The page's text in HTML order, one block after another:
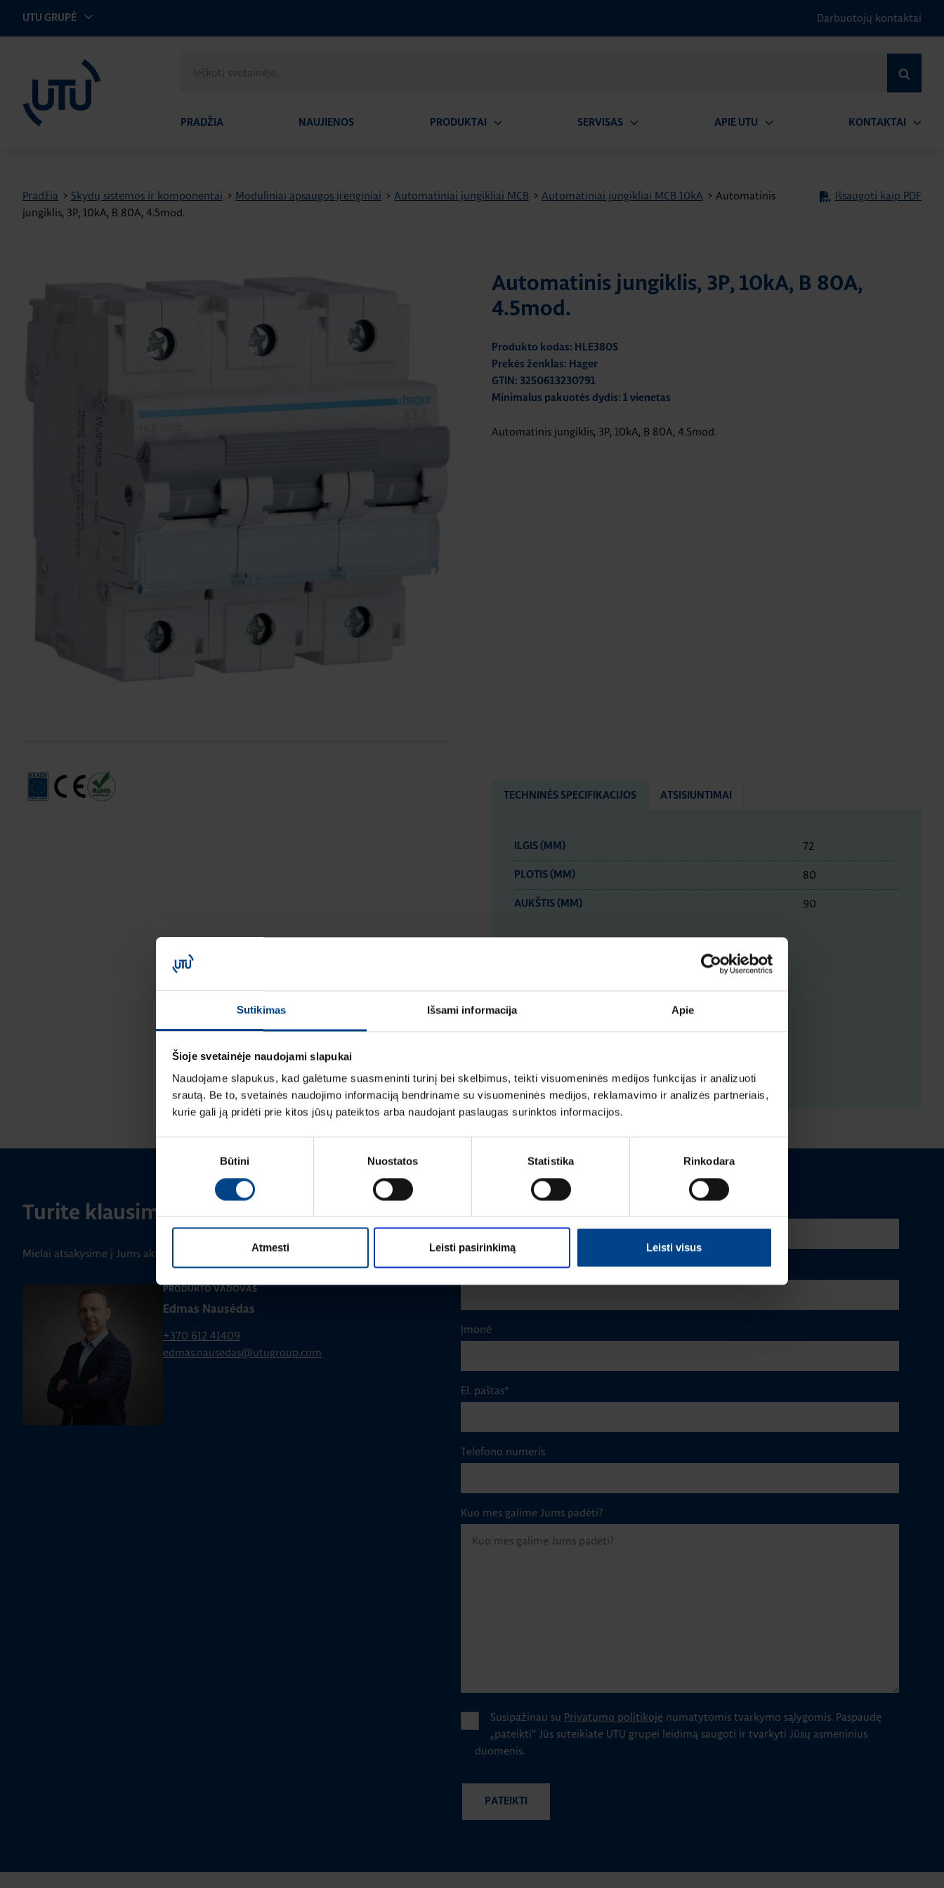
Sutikimas Išsami informacija Apie
Šioje svetainėje naudojami slapukai
Naudojame slapukus, kad galėtume suasmeninti turinį bei skelbimus, teikti visuomeninės medijos funkcijas ir analizuoti
srautą. Be to, svetainės naudojimo informaciją bendriname su visuomeninės medijos, reklamavimo ir analizės partneriais,
kurie gali ją pridėti prie kitos jūsų pateiktos arba naudojant paslaugas surinktos informacijos.
Būtini Nuostatos Statistika Rinkodara
Atmesti Leisti pasirinkimą Leisti visus
UTU GRUPĖ Darbuotojų kontaktai
svetainėje
PRADŽIA NAUJIENOS PRODUKTAI SERVISAS APIE UTU KONTAKTAI
Pradžia > Skydų sistemos ir komponentai > Moduliniai apsaugos įrenginiai > Automatiniai jungikliai MCB > Automatiniai jungikliai MCB 10kA > Automatinis
jungiklis, 3P, 10kA, B 80A, 4.5mod.
Išsaugoti kaip PDF
Automatinis jungiklis, 3P, 10kA, B 80A,
4.5mod.
Produkto kodas: HLE380S
Prekės ženklas: Hager
GTIN: 3250613230791
Minimalus pakuotės dydis: 1 vienetas
Automatinis jungiklis, 3P, 10kA, B 80A, 4.5mod.
TECHNINĖS SPECIFIKACIJOS ATSISIUNTIMAI
ILGIS (MM) 72
PLOTIS (MM) 80
AUKŠTIS (MM) 90
Turite klausimų? Susisiekite
Mielai atsakysime į Jums aktualius klausimus.
PRODUKTO VADOVAS
Edmas Nausėdas
+370 612 41409
edmas.nausedas@utugroup.com
Pavardė*
Įmonė
El. paštas*
Telefono numeris
Kuo mes galime Jums padėti?
Susipažinau su Privatumo politikoje numatytomis tvarkymo sąlygomis. Paspaudę
„pateikti" Jūs suteikiate UTU grupei leidimą saugoti ir tvarkyti Jūsų asmeninius
duomenis.